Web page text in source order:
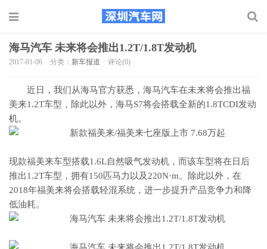
海马汽车 未来将会推出1.2T/1.8T发动机
2017-01-06 分类： 新车报道 评论(0)
近日，我们从海马官方获悉，海马汽车在未来将会推出福
美来1.2T车型，除此以外，海马S7将会搭载全新的1.8TCDI发动
机。
现款福美来车型搭载1.6L自然吸气发动机，而该车型将在日后
推出1.2T车型，拥有150匹马力以及220N·m。除此以外，在
2018年福美来将会搭载轻混系统，进一步提升产品竞争力和降
低油耗。